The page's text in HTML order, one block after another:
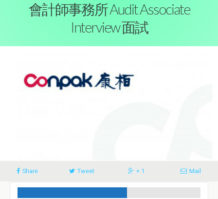
會計師事務所 Audit Associate
Interview 面試
Share Tweet + 1 Mail